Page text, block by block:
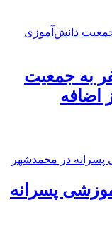
نفر به جمعیت
اضافه
پسرانه